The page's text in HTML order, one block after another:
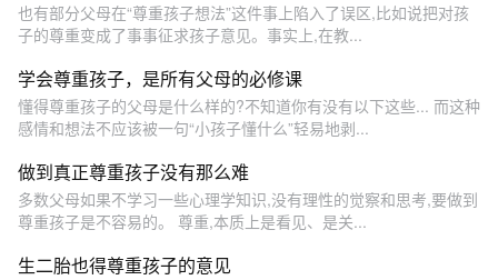
也有部分父母在“尊重孩子想法”这件事上陷入了误区,比如说把对孩
子的尊重变成了事事征求孩子意见。事实上,在教...
学会尊重孩子，是所有父母的必修课
懂得尊重孩子的父母是什么样的?不知道你有没有以下这些... 而这种
感情和想法不应该被一句“小孩子懂什么”轻易地剥...
做到真正尊重孩子没有那么难
多数父母如果不学习一些心理学知识,没有理性的觉察和思考,要做到
尊重孩子是不容易的。 尊重,本质上是看见、是关...
生二胎也得尊重孩子的意见